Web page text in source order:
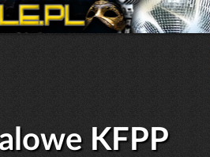
KFPP